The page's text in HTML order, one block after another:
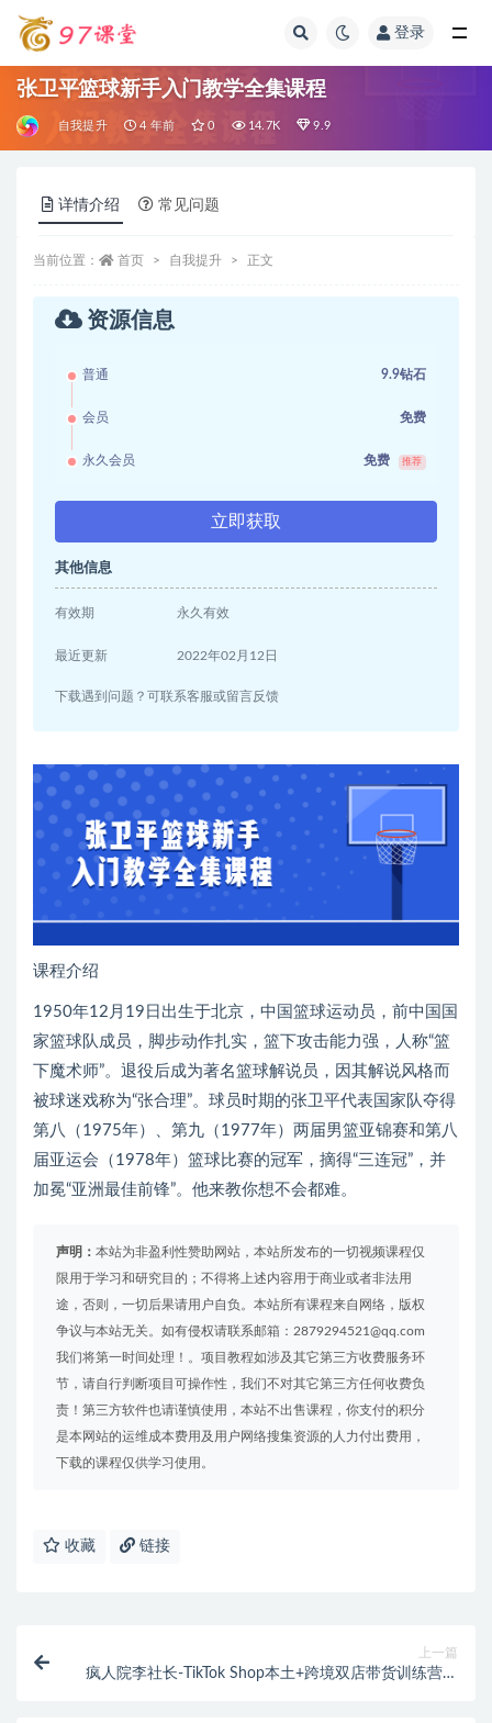
登录
张卫平篮球新手入门教学全集课程
自我提升 4 年前 0 14.7K 9.9
详情介绍 常见问题
当前位置： 首页 自我提升 正文
资源信息
普通 9.9钻石
会员 免费
永久会员 免费 推荐
立即获取
其他信息
有效期 永久有效
最近更新 2022年02月12日
下载遇到问题？可联系客服或留言反馈
课程介绍
1950年12月19日出生于北京，中国篮球运动员，前中国国
家篮球队成员，脚步动作扎实，篮下攻击能力强，人称“篮
下魔术师”。退役后成为著名篮球解说员，因其解说风格而
被球迷戏称为“张合理”。球员时期的张卫平代表国家队夺得
第八（1975年）、第九（1977年）两届男篮亚锦赛和第八
届亚运会（1978年）篮球比赛的冠军，摘得“三连冠”，并
加冕“亚洲最佳前锋”。他来教你想不会都难。
声明： 本站为非盈利性赞助网站，本站所发布的一切视频课程仅
限用于学习和研究目的；不得将上述内容用于商业或者非法用
途，否则，一切后果请用户自负。本站所有课程来自网络，版权
争议与本站无关。如有侵权请联系邮箱：2879294521@qq.com
我们将第一时间处理！。项目教程如涉及其它第三方收费服务环
节，请自行判断项目可操作性，我们不对其它第三方任何收费负
责！第三方软件也请谨慎使用，本站不出售课程，你支付的积分
是本网站的运维成本费用及用户网络搜集资源的人力付出费用，
下载的课程仅供学习使用。
收藏 链接
上一篇
疯人院李社长-TikTok Shop本土+跨境双店带货训练营第